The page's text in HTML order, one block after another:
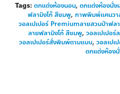
Tags: ตกแต่งห้องนอน, ตกแต่งห้องนั่ง
ฟลามิงโก้ สีชมพู, ภาพพิมพ์แคนวา
วอลเปเปอร์ Premiumลายสวนป่าฟล
ลายฟลามิงโก้ สีชมพู, วอลเปเปอ
วอลเปเปอร์สั่งพิมพ์ตามแบบ, วอลเป
ตกแต่งห้องนั่